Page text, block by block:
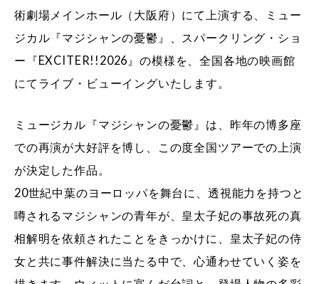
術劇場メインホール（大阪府）にて上演する、ミュー
ジカル『マジシャンの憂鬱』、スパークリング・ショ
ー『EXCITER!!2026』の模様を、全国各地の映画館
にてライブ・ビューイングいたします。
ミュージカル『マジシャンの憂鬱』は、昨年の博多座
での再演が大好評を博し、この度全国ツアーでの上演
が決定した作品。
20世紀中葉のヨーロッパを舞台に、透視能力を持つと
噂されるマジシャンの青年が、皇太子妃の事故死の真
相解明を依頼されたことをきっかけに、皇太子妃の侍
女と共に事件解決に当たる中で、心通わせていく姿を